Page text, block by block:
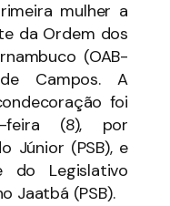
mulher a
da Ordem dos
(OAB-
Campos. A
foi
feira (8), por
Júnior (PSB), e
do Legislativo
Jaatbá (PSB).